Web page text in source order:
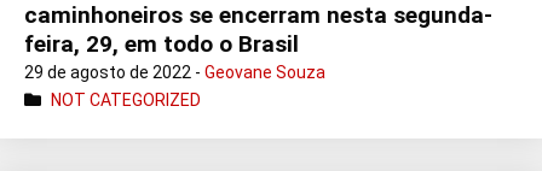
caminhoneiros se encerram nesta segunda-
feira, 29, em todo o Brasil
29 de agosto de 2022 - Geovane Souza
NOT CATEGORIZED